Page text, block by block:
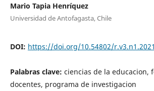
Mario Tapia Henríquez
Universidad de Antofagasta, Chile
DOI: https://doi.org/10.54802/
Palabras clave: ciencias de la educacion,
docentes, programa de investigacion